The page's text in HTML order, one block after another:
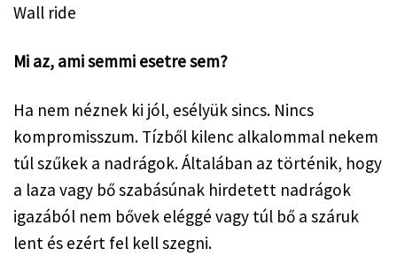
Wall ride
Mi az, ami semmi esetre sem?
Ha nem néznek ki jól, esélyük sincs. Nincs
kompromisszum. Tízből kilenc alkalommal nekem
túl szűkek a nadrágok. Általában az történik, hogy
a laza vagy bő szabásúnak hirdetett nadrágok
igazából nem bővek eléggé vagy túl bő a száruk
lent és ezért fel kell szegni.